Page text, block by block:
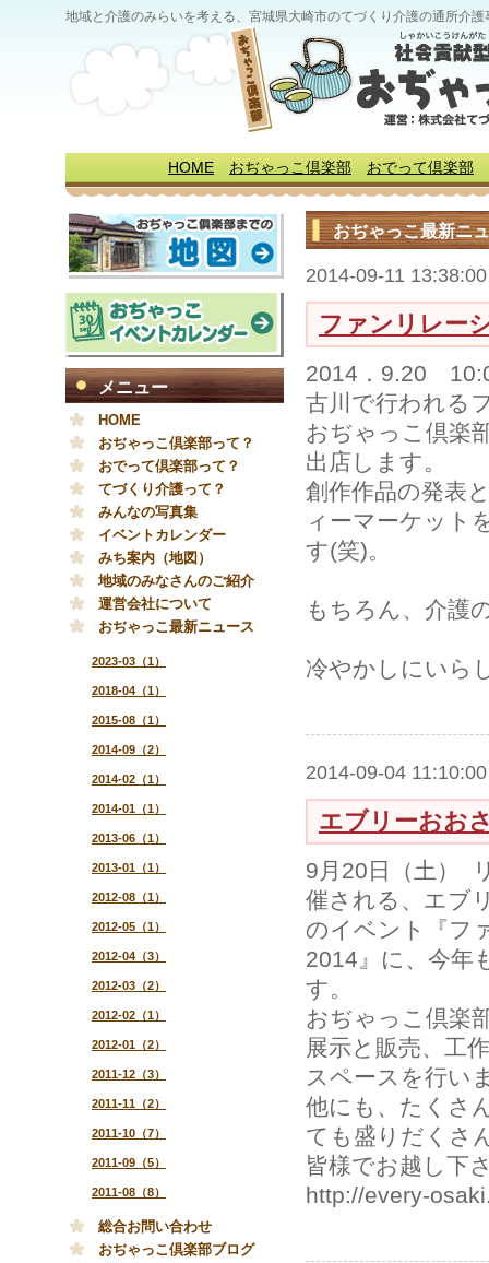
地域と介護のみらいを考える、宮城県大崎市のてづくり介護の通所介
HOME おぢゃっこ倶楽部 おでって倶楽部
おぢゃっこ最新ニ
2014-09-11 13:38:00
ファンリレー
2014．9.20
古川で行われる
おぢゃっこ倶楽
出店します。
創作作品の発表
ィーマーケット
す(笑)。
もちろん、介護
冷やかしにいら
2014-09-04 11:10:00
エブリーおお
9月20日（土）
催される、エブ
のイベント『フ
2014』に、今年
す。
おぢゃっこ倶楽
展示と販売、工
スペースを行い
他にも、たくさ
ても盛りだくさ
皆様でお越し下
http://every-
メニュー
HOME
おぢゃっこ倶楽部って？
おでって倶楽部って？
てづくり介護って？
みんなの写真集
イベントカレンダー
みち案内（地図）
地域のみなさんのご紹介
運営会社について
おぢゃっこ最新ニュース
2023-03（1）
2018-04（1）
2015-08（1）
2014-09（2）
2014-02（1）
2014-01（1）
2013-06（1）
2013-01（1）
2012-08（1）
2012-05（1）
2012-04（3）
2012-03（2）
2012-02（1）
2012-01（2）
2011-12（3）
2011-11（2）
2011-10（7）
2011-09（5）
2011-08（8）
総合お問い合わせ
おぢゃっこ倶楽部ブログ